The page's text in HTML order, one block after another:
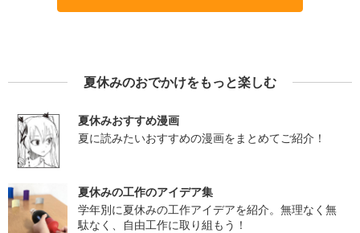
夏休みのおでかけをもっと楽しむ
夏休みおすすめ漫画
夏に読みたいおすすめの漫画をまとめてご紹介！
夏休みの工作のアイデア集
学年別に夏休みの工作アイデアを紹介。無理なく無
駄なく、自由工作に取り組もう！